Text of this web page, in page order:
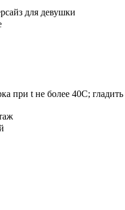
для девушки
при t не более 40С; гладить